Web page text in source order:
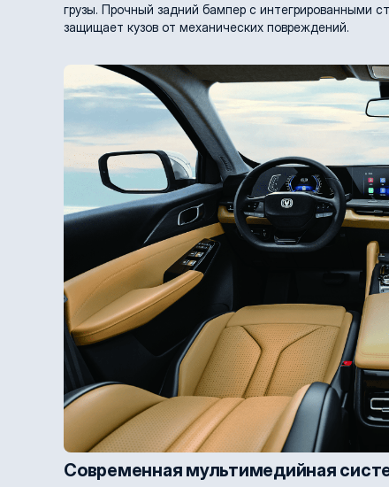
грузы. Прочный задний бампер с интегрированными
защищает кузов от механических повреждений.
Современная мультимедийная